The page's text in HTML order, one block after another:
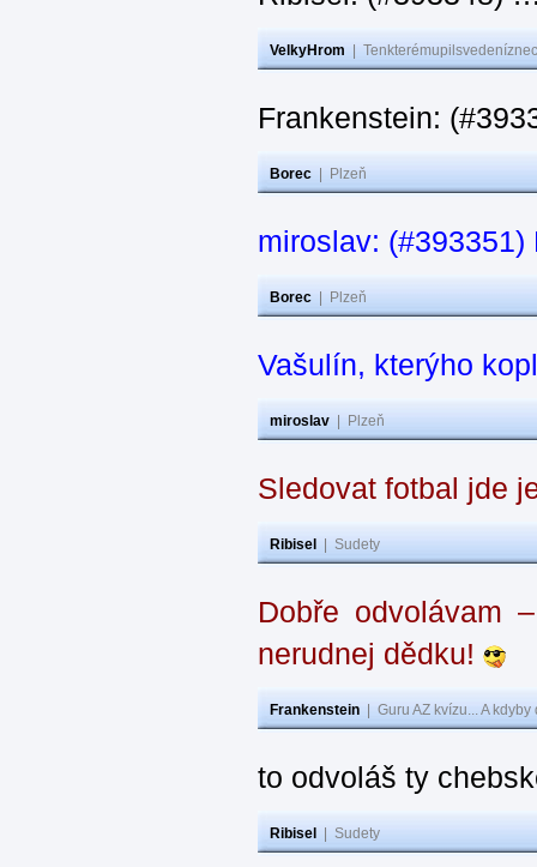
VelkyHrom
Frankenstein:
Borec Plzeň
miroslav:
Borec Plzeň
Vašulín, kterýho
miroslav Plzeň
Sledovat fotbal jde
Ribisel Sudety
Dobře odvolávam
nerudnej dědku!
Frankenstein Guru AZ kvízu... A
to odvoláš ty
Ribisel Sudety